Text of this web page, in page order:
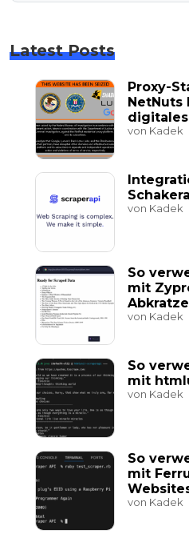
Latest Posts
Proxy-
NetNuts
von Kadek
von Kadek
So
mit
von Kadek
So
mit
von Kadek
So
mit
von Kadek